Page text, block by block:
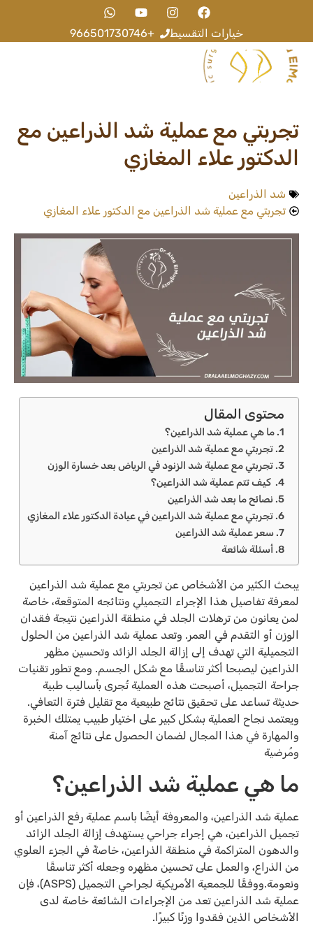
خيارات التقسيط +966501730746
تجربتي مع عملية شد الذراعين مع
الدكتور علاء المغازي
شد الذراعين
تجربتي مع عملية شد الذراعين مع الدكتور علاء المغازي
محتوى المقال
ما هي عملية شد الذراعين؟
تجربتي مع عملية شد الذراعين
تجربتي مع عملية شد الزنود في الرياض بعد خسارة الوزن
كيف تتم عملية شد الذراعين؟
نصائح ما بعد شد الذراعين
تجربتي مع عملية شد الذراعين في عيادة الدكتور علاء المغازي
سعر عملية شد الذراعين
أسئلة شائعة
يبحث الكثير من الأشخاص عن تجربتي مع عملية شد الذراعين
لمعرفة تفاصيل هذا الإجراء التجميلي ونتائجه المتوقعة، خاصة
لمن يعانون من ترهلات الجلد في منطقة الذراعين نتيجة فقدان
الوزن أو التقدم في العمر. وتعد عملية شد الذراعين من الحلول
التجميلية التي تهدف إلى إزالة الجلد الزائد وتحسين مظهر
الذراعين ليصبحا أكثر تناسقًا مع شكل الجسم. ومع تطور تقنيات
جراحة التجميل، أصبحت هذه العملية تُجرى بأساليب طبية
حديثة تساعد على تحقيق نتائج طبيعية مع تقليل فترة التعافي.
ويعتمد نجاح العملية بشكل كبير على اختيار طبيب يمتلك الخبرة
والمهارة في هذا المجال لضمان الحصول على نتائج آمنة
ومُرضية
ما هي عملية شد الذراعين؟
عملية شد الذراعين، والمعروفة أيضًا باسم عملية رفع الذراعين أو
تجميل الذراعين، هي إجراء جراحي يستهدف إزالة الجلد الزائد
والدهون المتراكمة في منطقة الذراعين، خاصةً في الجزء العلوي
من الذراع، والعمل على تحسين مظهره وجعله أكثر تناسقًا
ونعومة.ووفقًا للجمعية الأمريكية لجراحي التجميل (ASPS)، فإن
عملية شد الذراعين تعد من الإجراءات الشائعة خاصة لدى
الأشخاص الذين فقدوا وزنًا كبيرًا.